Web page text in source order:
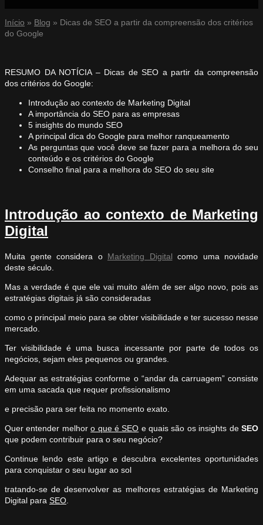
Início » Blog » Dicas de SEO a partir da compreensão dos critérios
do Google
RESUMO DA NOTÍCIA – Dicas de SEO a partir da compreensão
dos critérios do Google:
Introdução ao contexto de Marketing Digital
A importância do SEO para as empresas
5 insights do mundo SEO
A principal dica do Google para melhor ranqueamento
As perguntas que você deve se fazer para a melhora do seu
conteúdo e os critérios do Google
Conselho final para a melhora do SEO do seu site
Introdução ao contexto de Marketing
Digital
Muita gente considera o Marketing Digital como uma novidade
deste século.
Mas a verdade é que ele vai muito além de ser algo novo, pois as
estratégias digitais já são consideradas
como o principal meio para se obter visibilidade e ter sucesso nesse
mercado.
Ter visibilidade é uma busca incessante por parte de todos os
negócios, sejam eles pequenos ou grandes.
Adequar as estratégias conforme o “andar da carruagem” consiste
em uma sacada que requer profissionalismo
e precisão para ser feita no momento exato.
Quer entender melhoro que é SEO e quais são os insights deSEO
que podem contribuir para o seu negócio?
Continue lendo este artigo e descubra excelentes oportunidades
para conquistar o seu lugar ao sol
tratando-se de desenvolver as melhores estratégias de Marketing
Digital para SEO